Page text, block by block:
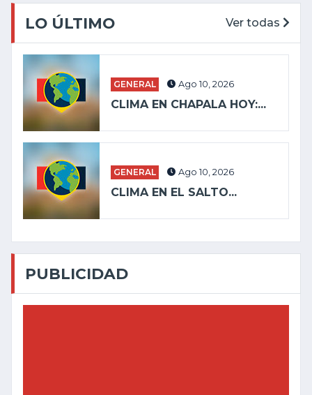
LO ÚLTIMO Ver todas
GENERAL Ago 10, 2026
CLIMA EN CHAPALA HOY:...
GENERAL Ago 10, 2026
CLIMA EN EL SALTO...
PUBLICIDAD